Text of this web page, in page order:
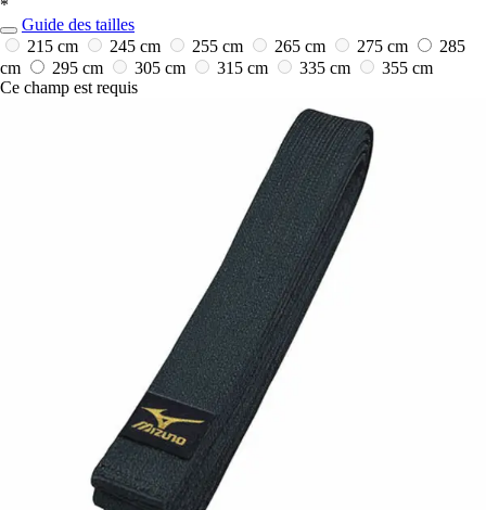
*
Guide des tailles
215 cm
245 cm 255 cm 265 cm 275 cm
285
cm
295 cm 305 cm 315 cm 335 cm
355 cm
Ce champ est requis